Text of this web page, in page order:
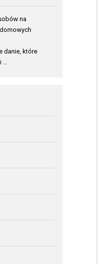
na
danie, które